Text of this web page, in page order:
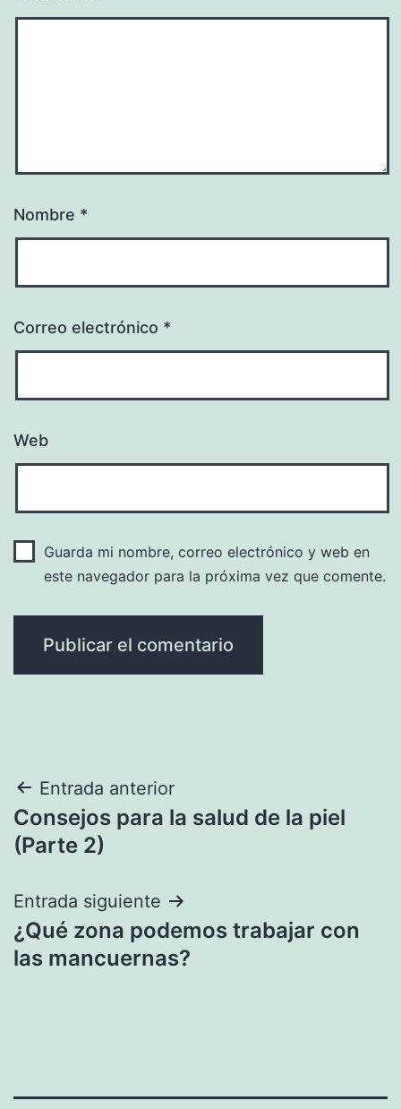
Nombre *
Correo electrónico *
Web
Guarda mi nombre, correo electrónico y web en
este navegador para la próxima vez que comente.
Navegación
de
Entrada anterior
Consejos para la salud de la piel
(Parte 2)
Entrada siguiente
¿Qué zona podemos trabajar con
las mancuernas?